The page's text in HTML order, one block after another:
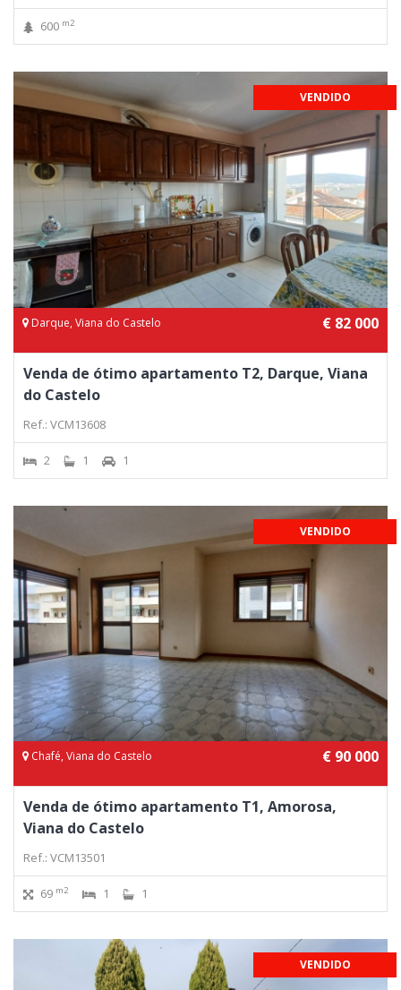
600 m2
VENDIDO
Darque, Viana do Castelo € 82 000
Venda de ótimo apartamento T2, Darque, Viana
do Castelo
Ref.: VCM13608
2 1 1
VENDIDO
Chafé, Viana do Castelo € 90 000
Venda de ótimo apartamento T1, Amorosa,
Viana do Castelo
Ref.: VCM13501
69 m2 1 1
VENDIDO